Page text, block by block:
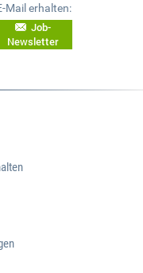
Mail erhalten:
Job-
Newsletter